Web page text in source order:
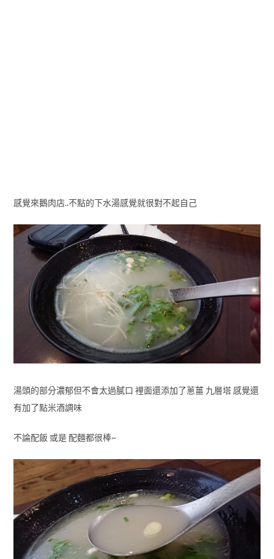
感覺來鵝肉店..不點的下水湯感覺就很對不起自己
湯頭的部分濃郁但不會太過膩口 裡面還添加了蔥薑 九層塔 感覺還
有加了點米酒調味
不論配飯 或是 配麵都很棒~